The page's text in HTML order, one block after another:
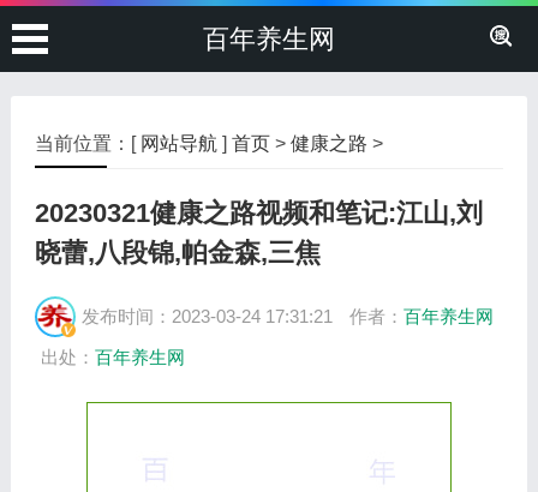
百年养生网
当前位置：[ 网站导航 ] 首页> 健康之路 >
20230321健康之路视频和笔记:江山,刘
晓蕾,八段锦,帕金森,三焦
发布时间：2023-03-24 17:31:21 作者： 百年养生网
出处： 百年养生网